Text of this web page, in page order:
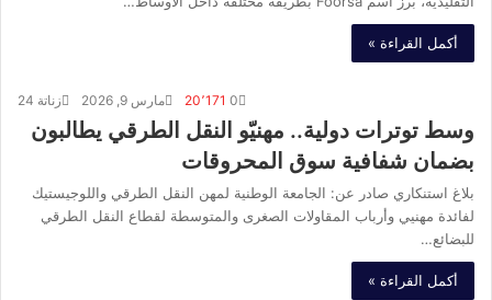
أكمل القراءة »
زناتة 24 مارس 9, 2026 0
وسط توترات دولية.. مهنيّو النقل الطرقي يطالبون
بضمان شفافية سوق المحروقات
بلاغ استنكاري صادر عن: الجامعة الوطنية لمهن النقل الطرقي واللوجيستيك
لفائدة مهنيي وأرباب المقاولات الصغرى والمتوسطة لقطاع النقل الطرقي
للبضائع…
أكمل القراءة »